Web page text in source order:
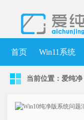
首页 Win11系统
当前位置： 爱纯净